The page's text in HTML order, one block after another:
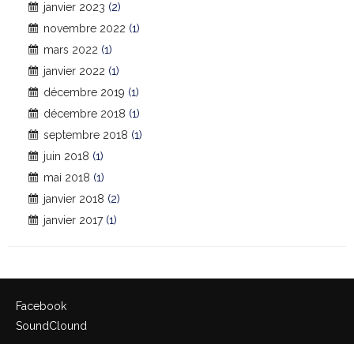
janvier 2023 (2)
novembre 2022 (1)
mars 2022 (1)
janvier 2022 (1)
décembre 2019 (1)
décembre 2018 (1)
septembre 2018 (1)
juin 2018 (1)
mai 2018 (1)
janvier 2018 (2)
janvier 2017(1)
Facebook
SoundClound